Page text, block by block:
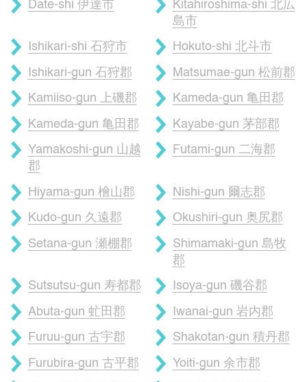
Date-shi 伊達市
Kitahiroshima-shi 北広
島市
Ishikari-shi 石狩市 Hokuto-shi 北斗市
Ishikari-gun 石狩郡 Matsumae-gun 松前郡
Kamiiso-gun 上磯郡 Kameda-gun 亀田郡
Kameda-gun 亀田郡 Kayabe-gun 茅部郡
Yamakoshi-gun 山越
郡
Futami-gun 二海郡
Hiyama-gun 檜山郡 Nishi-gun 爾志郡
Kudo-gun 久遠郡 Okushiri-gun 奥尻郡
Setana-gun 瀬棚郡
Shimamaki-gun 島牧
郡
Sutsutsu-gun 寿都郡 Isoya-gun 磯谷郡
Abuta-gun 虻田郡 Iwanai-gun 岩内郡
Furuu-gun 古宇郡 Shakotan-gun 積丹郡
Furubira-gun 古平郡 Yoiti-gun 余市郡